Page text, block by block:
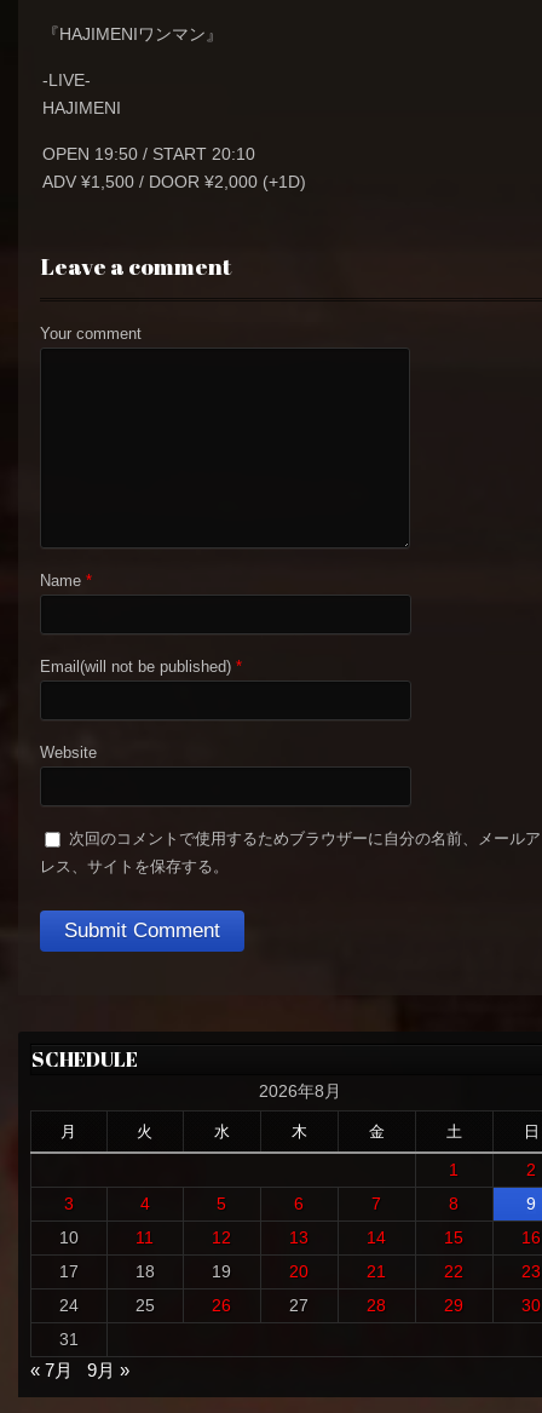
『HAJIMENIワンマン』
-LIVE-
HAJIMENI
OPEN 19:50 / START 20:10
ADV ¥1,500 / DOOR ¥2,000 (+1D)
Leave a comment
Your comment
Name *
Email(will not be published) *
Website
次回のコメントで使用するためブラウザーに自分の名前、メール
レス、サイトを保存する。
SCHEDULE
2026年8月
月 火 水 木 金 土 日
1
2
3
4 5 6 7 8
9
10
11 12 13 14 15
16
17
18 19 20 21 22
23
24
25 26 27 28 29
30
31
« 7月
9月 »